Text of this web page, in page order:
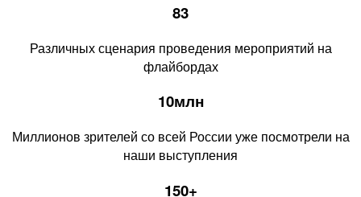
83
Различных сценария проведения мероприятий на
флайбордах
10млн
Миллионов зрителей со всей России уже посмотрели на
наши выступления
150+